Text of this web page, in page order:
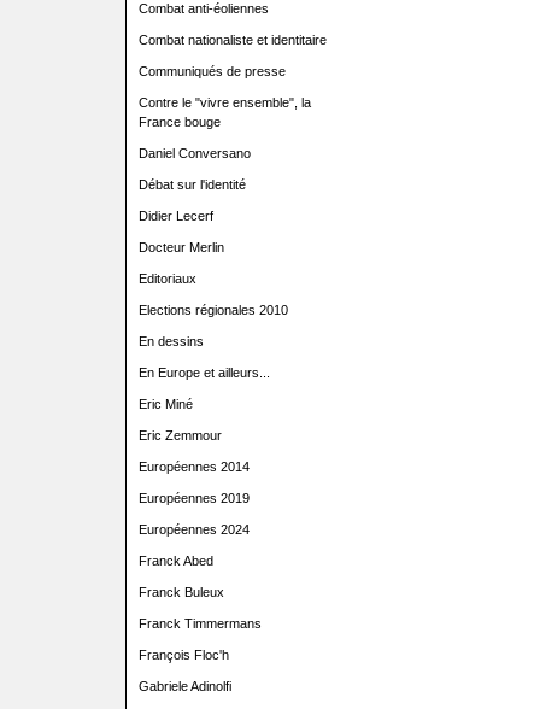
Combat anti-éoliennes
Combat nationaliste et identitaire
Communiqués de presse
Contre le "vivre ensemble", la
France bouge
Daniel Conversano
Débat sur l'identité
Didier Lecerf
Docteur Merlin
Editoriaux
Elections régionales 2010
En dessins
En Europe et ailleurs...
Eric Miné
Eric Zemmour
Européennes 2014
Européennes 2019
Européennes 2024
Franck Abed
Franck Buleux
Franck Timmermans
François Floc'h
Gabriele Adinolfi